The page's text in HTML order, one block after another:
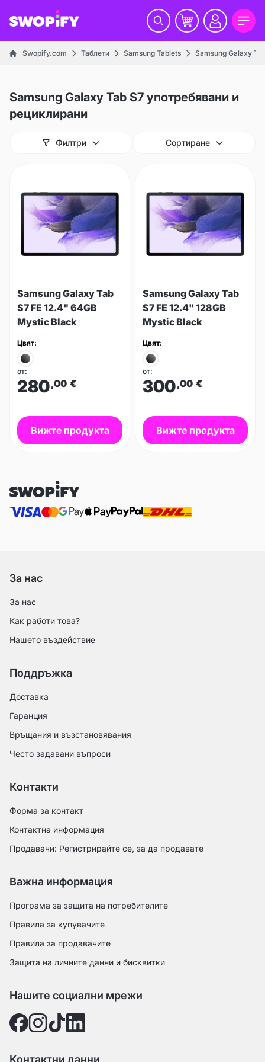
Swopify.com Таблети Samsung Tablets Samsung Galaxy
Samsung Galaxy Tab S7 употребявани и
рециклирани
Филтри Сортиране
Samsung Galaxy Tab
S7 FE 12.4" 64GB
Mystic Black
Цвят:
от:
280,00 €
Вижте продукта
Samsung Galaxy Tab
S7 FE 12.4" 128GB
Mystic Black
Цвят:
от:
300,00 €
Вижте продукта
За нас
За нас
Как работи това?
Нашето въздействие
Поддръжка
Доставка
Гаранция
Връщания и възстановявания
Често задавани въпроси
Контакти
Форма за контакт
Контактна информация
Продавачи: Регистрирайте се, за да продавате
Важна информация
Програма за защита на потребителите
Правила за купувачите
Правила за продавачите
Защита на личните данни и бисквитки
Нашите социални мрежи
Контактни данни